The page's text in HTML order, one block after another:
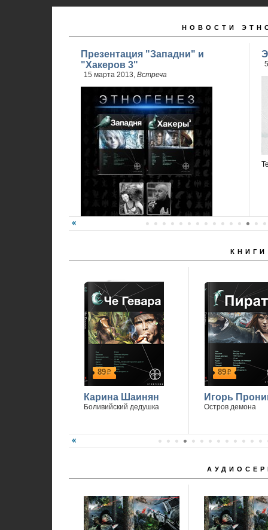
НОВОСТИ
Презентация "Западни" и
"Хакеров 3"
15 марта 2013, Встреча
КНИГИ
89р
Карина Шаинян
Боливийский дедушка
89р
Игорь
Остров демона